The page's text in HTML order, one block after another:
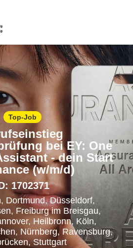
Spotlight
Podcast
Top-Job
bei EY: One
- dein Start
(w/m/d)
1702371
Dortmund, Düsseldorf,
Freiburg im Breisgau,
Heilbronn, Köln,
Nürnberg, Ravensburg,
Stuttgart